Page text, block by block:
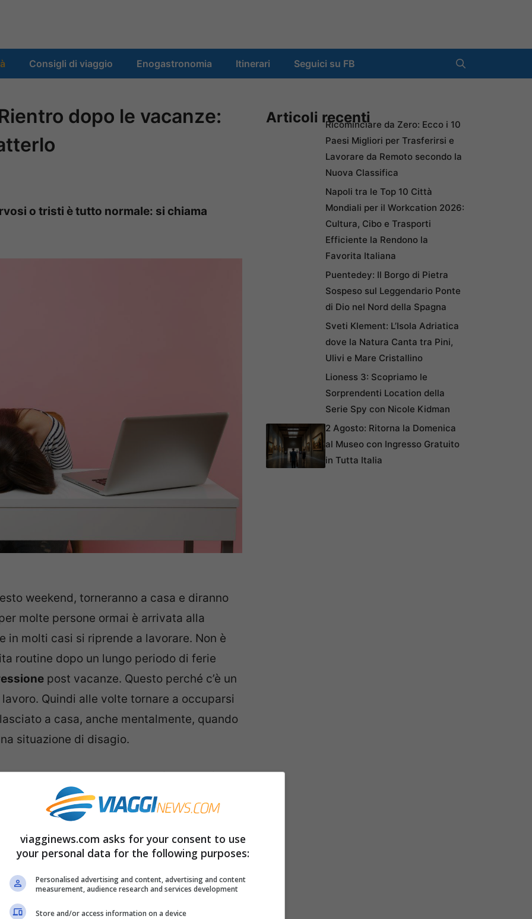
Consigli di viaggio Enogastronomia Itinerari Seguici su FB
dopo le vacanze:
o tristi è tutto normale: si chiama
weekend, torneranno a casa e diranno
molte persone ormai è arrivata alla
in molti casi si riprende a lavorare. Non è
routine dopo un lungo periodo di ferie
post vacanze. Questo perché c’è un
Quindi alle volte tornare a occuparsi
a casa, anche mentalmente, quando
situazione di disagio.
caratterizzato da un po’ di depressione
chiamataSindrome da rientro.
e perché ci colpisce
tende a sparire dopo poco tempo.
ad andare a lavorare e a svolgere
va sparendo. Ma sei sintomi
Articoli recentiRicominciare da Zero: Ecco i 10
Paesi Migliori per Trasferirsi e
Lavorare da Remoto secondo la
Nuova Classifica
Napoli tra le Top 10 Città
Mondiali per il Workcation 2026:
Cultura, Cibo e Trasporti
Efficiente la Rendono la
Favorita Italiana
Puentedey: Il Borgo di Pietra
Sospeso sul Leggendario Ponte
di Dio nel Nord della Spagna
Sveti Klement: L’Isola Adriatica
dove la Natura Canta tra Pini,
Ulivi e Mare Cristallino
Lioness 3: Scopriamo le
Sorprendenti Location della
Serie Spy con Nicole Kidman
2 Agosto: Ritorna la Domenica
al Museo con Ingresso Gratuito
in Tutta Italia
viagginews.com asks for your consent to use
your personal data for the following purposes:
Personalised advertising and content, advertising and content
measurement, audience research and services development
Store and/or access information on a device